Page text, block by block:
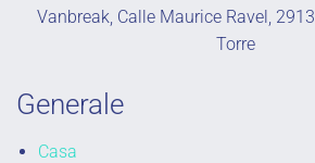
Vanbreak, Calle Maurice Ravel,
Torre
Generale
Casa